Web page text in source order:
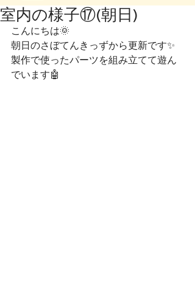
室内の様子⑰(朝日)
こんにちは🌞
朝日のさぼてんきっずから更新です✨
製作で使ったパーツを組み立てて遊ん
でいます🤖